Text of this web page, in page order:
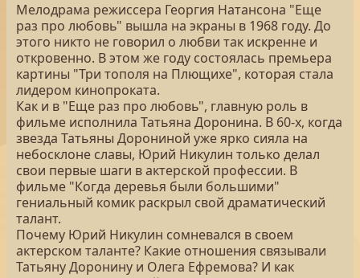
Мелодрама режиссера Георгия Натансона "Еще
раз про любовь" вышла на экраны в 1968 году. До
этого никто не говорил о любви так искренне и
откровенно. В этом же году состоялась премьера
картины "Три тополя на Плющихе", которая стала
лидером кинопроката.
Как и в "Еще раз про любовь", главную роль в
фильме исполнила Татьяна Доронина. В 60-х, когда
звезда Татьяны Дорониной уже ярко сияла на
небосклоне славы, Юрий Никулин только делал
свои первые шаги в актерской профессии. В
фильме "Когда деревья были большими"
гениальный комик раскрыл свой драматический
талант.
Почему Юрий Никулин сомневался в своем
актерском таланте? Какие отношения связывали
Татьяну Доронину и Олега Ефремова? И как